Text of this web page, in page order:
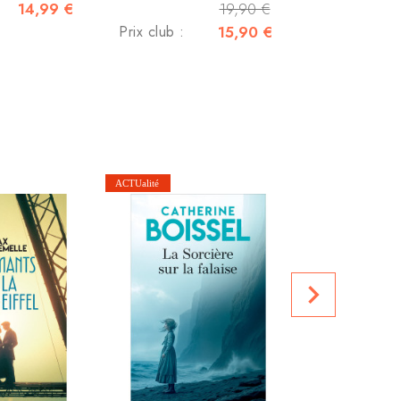
14,99 € 19,90 €
Prix club : 15,90 €
Prix club :
navigate_next